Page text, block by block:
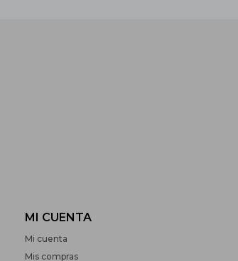
MI CUENTA
Mi cuenta
Mis compras